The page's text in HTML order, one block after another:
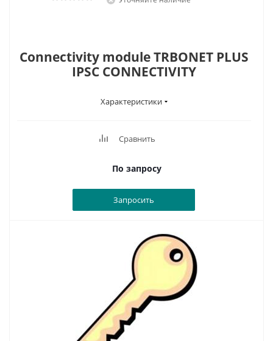
Connectivity module TRBONET PLUS
IPSC CONNECTIVITY
Характеристики
Сравнить
По запросу
Запросить